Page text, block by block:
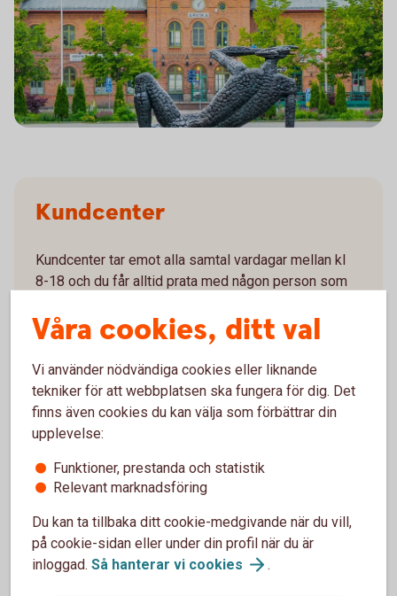
Kundcenter
Kundcenter tar emot alla samtal vardagar mellan kl
8-18 och du får alltid prata med någon person som
Du har tre val när du ringer oss:
Telefonbanken Självbetjäning.
Öppet dygnet runt. Välj 1#
Telefonbanken Personlig Service.
Öppet vardagar 8-18. Välj 2#
Kundcenter.
Öppet vardagar 8-18. Välj 3#
Ring Kundcenter 0570-848 00
Våra cookies, ditt val
Vi använder nödvändiga cookies eller liknande
tekniker för att webbplatsen ska fungera för dig. Det
finns även cookies du kan välja som förbättrar din
upplevelse:
Funktioner, prestanda och statistik
Relevant marknadsföring
Du kan ta tillbaka ditt cookie-medgivande när du vill,
på cookie-sidan eller under din profil när du är
inloggad. Så hanterar vi cookies .